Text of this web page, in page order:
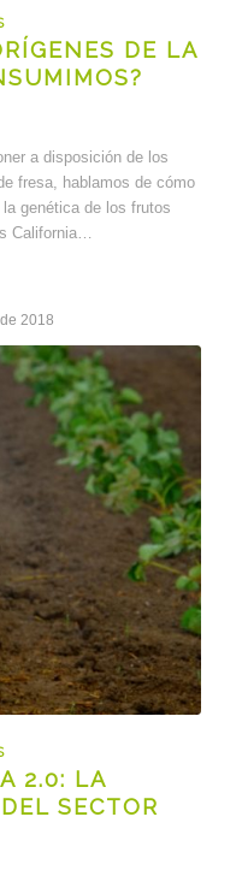
DE LA
a disposición de los
fresa, hablamos de cómo
genética de los frutos
California…
2018
2.0: LA
SECTOR